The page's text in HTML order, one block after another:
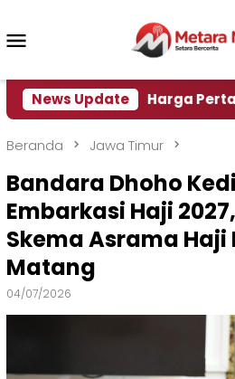
konten
News Update
Harga Pertamax
Beranda Jawa Timur
Bandara Dhoho
Embarkasi Haji
Skema Asrama Haji
Matang
04/07/2026